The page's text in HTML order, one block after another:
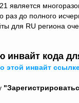
является
раз до полного
для RU региона
инвайт кода
этой инвайт